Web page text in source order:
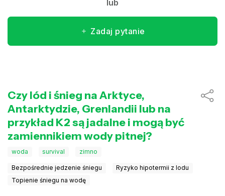
lub
Zadaj pytanie
Czy lód i śnieg na Arktyce,
Antarktydzie, Grenlandii lub na
przykład K2 są jadalne i mogą być
zamiennikiem wody pitnej?
woda survival zimno
Bezpośrednie jedzenie śniegu
Ryzyko hipotermii z lodu
Topienie śniegu na wodę